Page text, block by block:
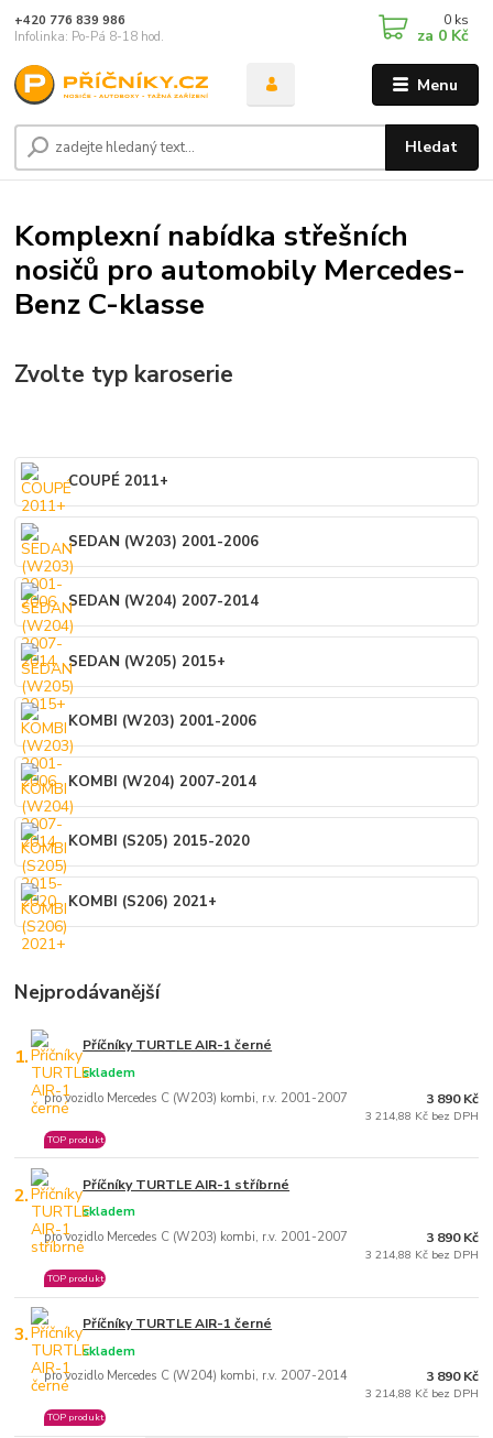
Menu
Hledat
+420 776 839 986
Infolinka: Po-Pá 8-18 hod.
0 ks
za 0 Kč
Komplexní nabídka střešních
nosičů pro automobily Mercedes-
Benz C-klasse
Zvolte typ karoserie
COUPÉ 2011+
SEDAN (W203) 2001-2006
SEDAN (W204) 2007-2014
SEDAN (W205) 2015+
KOMBI (W203) 2001-2006
KOMBI (W204) 2007-2014
KOMBI (S205) 2015-2020
KOMBI (S206) 2021+
Nejprodávanější
1. Příčníky TURTLE AIR-1 černé
pro vozidlo Mercedes C (W203) kombi, r.v. 2001-2007
skladem
TOP produkt
3 890 Kč
3 214,88 Kč bez DPH
2. Příčníky TURTLE AIR-1 stříbrné
pro vozidlo Mercedes C (W203) kombi, r.v. 2001-2007
skladem
TOP produkt
3 890 Kč
3 214,88 Kč bez DPH
3. Příčníky TURTLE AIR-1 černé
pro vozidlo Mercedes C (W204) kombi, r.v. 2007-2014
skladem
TOP produkt
3 890 Kč
3 214,88 Kč bez DPH